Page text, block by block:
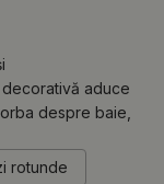
aduce
despre baie,
rotunde